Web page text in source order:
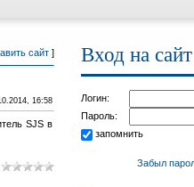
сайт ]
16:58
SJS в
Вход на сайт
Логин:
Пароль:
запомнить
Забыл